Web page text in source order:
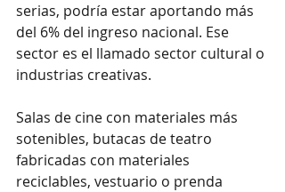
serias, podría estar aportando más
del 6% del ingreso nacional. Ese
sector es el llamado sector cultural o
industrias creativas.
Salas de cine con materiales más
sotenibles, butacas de teatro
fabricadas con materiales
reciclables, vestuario o prenda